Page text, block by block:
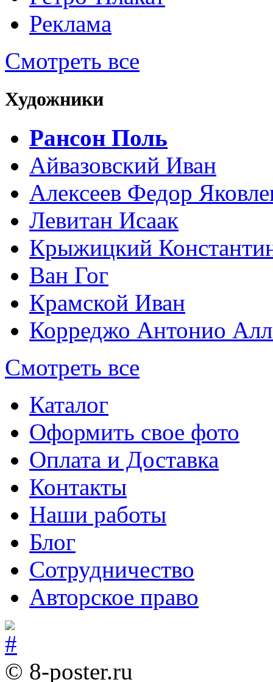
Реклама
Смотреть все
Художники
Рансон Поль
Айвазовский Иван
Алексеев Федор
Левитан Исаак
Крыжицкий
Ван Гог
Крамской Иван
Корреджо Антонио
Смотреть все
Каталог
Оформить свое фото
Оплата и Доставка
Контакты
Наши работы
Блог
Сотрудничество
Авторское право
© 8-poster.ru